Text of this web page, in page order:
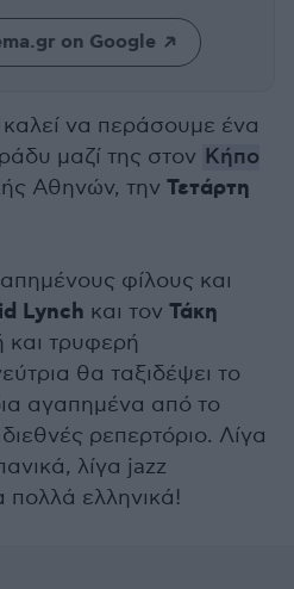
on Google
να περάσουμε ένα
μαζί της στον Κήπο
Αθηνών, την Τετάρτη
φίλους και
Lynch και τον Τάκη
και τρυφερή
θα ταξιδέψει το
αγαπημένα από το
ρεπερτόριο. Λίγα
λίγα jazz
πολλά ελληνικά!